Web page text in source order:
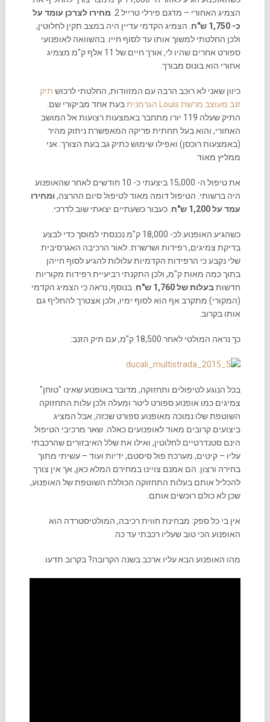
הצמיג האחורי – מדגם פירלי טרייל 2.
מחירו לצרכן עומד על
כ- 1,750 ש"ח
. הצמיג הקדמי עדיין היה במצב תקין לחלוטין,
ולכן החלטתי למשוך אותו עד לסוף חייו. בהשוואה לאופנועי
ספורט אחרים שהיו לי, אורך חיים של 11 אלף ק"מ מצמיג
אחורי הוא בונוס מבורך.
כיוון שאני לא רוכב הרבה עם המזוודות, החלטתי לרכוש תיק
זנב מעוצב מרשת Louis הגרמנית
בעת אחד מביקורי שם.
התיק שעלה 119 יורו מתחבר באמצעות רצועות אל המושב
האחורי, והוא בעל תחתית פריקה המאפשרת ניתוק מהיר
(באמצעות רוכסן) ואפילו שימוש כתיק גב בעת הצורך. אני
ממליץ מאוד.
את טיפול ה- 15,000 ביצעתי כ- 10 חודשים לאחר שהאופנוע
היה ברשותי. הטיפול דומה מאוד לטיפול סיום ההרצה, ומחירו
עמד על 1,200 ש"ח
. כעבור כשעתיים יצאתי שוב לדרכי.
כשהגיע האופנוע לכ- 18,000 ק"מ נכנסתי למוסך כדי לבצע
בדיקת צמיגים, רפידות ושרשרת. לאור הרכיבה האגרסיבית
שלי נקבע כי הרפידות הקדמיות עלולות להגיע לסוף חייהן
בתוך כמה מאות ק"מ, ולכן התקנתי רביעיית רפידות מקוריות
חדשותבעלות של 1,760 ש"ח
. בנוסף, נראה כי הצמיג הקדמי
(המקורי) מתקרב אף הוא לסוף ימיו, ולכן אצטרך להחליף גם
אותו בקרוב.
כך נראה המולטי לאחר 18,500 ק"מ, עם תיק הזנב:
בכל הנוגע לטיפולים ותחזוקה, מדובר באופנוע שאינו "טוחן"
צמיגים כמו אופנוע ספורט ליטר ומעלה ולכן עלות התחזוקה
השוטפת שלו נמוכה מאופנוע ספורט שכזה, אבל המציג
ביצועים קרובים מאוד לאופנועים כאלה. שאר מרכיבי הטיפול
הינם סטנדרטיים לחלוטין, ואילו את שלל האיבזורים שהרכבתי
עליו – קיטים, מערכת פול סיסטם, ידיות ועוד – עשיתי מתוך
בחירה ורצון. הם אמנם צויינו במחירם המלא כאן, אך אין צורך
להכליל אותם בעלות התחזוקה הכוללת השוטפת של האופנוע,
שכן לא כולם רוכשים אותם.
אין בי כל ספק: מבחינת חווית רכיבה, המולטיסטרדה הוא
האופנוע הכי טוב שעליו רכבתי עד כה.
מהו האופנוע הבא עליו ארכב בשנה הקרובה? בקרוב תדעו.